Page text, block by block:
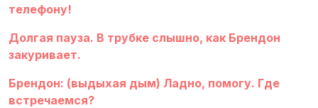
телефону!
Долгая пауза. В трубке слышно, как Брендон
закуривает.
Брендон: (выдыхая дым) Ладно, помогу. Где
встречаемся?